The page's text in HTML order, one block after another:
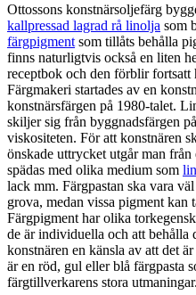
Ottossons konstnärsoljefärg
kallpressad lagrad rå linolja som
färgpigment som tillåts behålla
finns naturligtvis också en liten
receptbok och den förblir fortsatt
Färgmakeri startades av en
konstnärsfärgen på 1980-talet.
skiljer sig från byggnadsfärgen
viskositeten. För att konstnären
önskade uttrycket utgår man
spädas med olika medium som
lack mm. Färgpastan ska vara
grova, medan vissa pigment
Färgpigment har olika
de är individuella och att behålla
konstnären en känsla av att det
är en röd, gul eller blå färgpasta
färgtillverkarens stora utmaningar.